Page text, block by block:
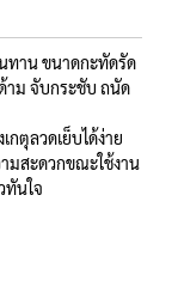
ทาน ขนาดกะทัดรัด
าม จับกระชับ ถนัด
กตุลวดเย็บได้ง่าย
มสะดวกขณะใช้งาน
ทันใจ